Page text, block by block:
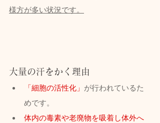
様方が多い状況です。
大量の汗をかく理由
「細胞の活性化」 が行われているた
めです。
体内の毒素や老廃物を吸着し体外へ